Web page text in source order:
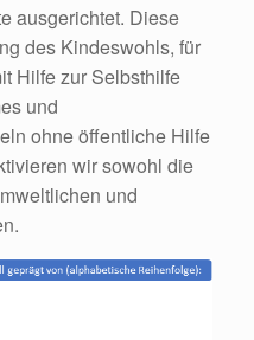
ausgerichtet. Diese
des Kindeswohls, für
Hilfe zur Selbsthilfe
und
ohne öffentliche Hilfe
wir sowohl die
und